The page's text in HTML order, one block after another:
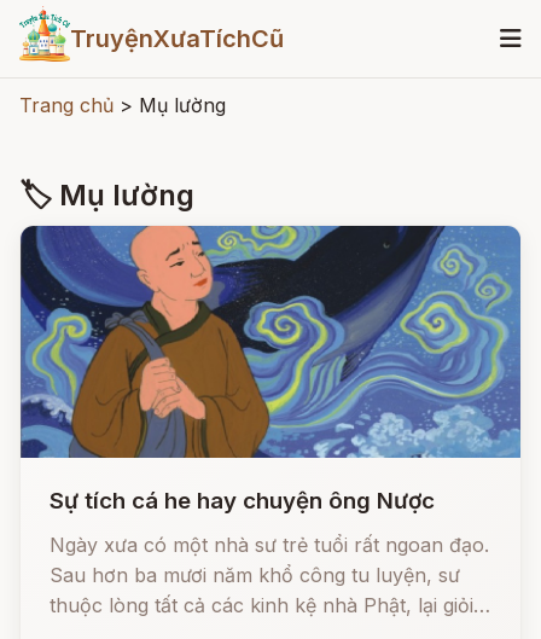
TruyệnXưaTíchCũ
Trang chủ > Mụ lường
🏷 Mụ lường
Sự tích cá he hay chuyện ông Nược
Ngày xưa có một nhà sư trẻ tuổi rất ngoan đạo.
Sau hơn ba mươi năm khổ công tu luyện, sư
thuộc lòng tất cả các kinh kệ nhà Phật, lại giỏi